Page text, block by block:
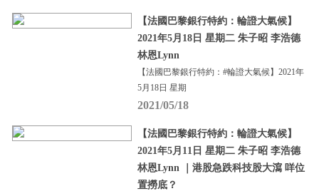
【法國巴黎銀行特約：輪證大氣候】
2021年5月18日 星期二 朱子昭 李浩德
林恩Lynn
【法國巴黎銀行特約：#輪證大氣候】2021年
5月18日 星期
2021/05/18
【法國巴黎銀行特約：輪證大氣候】
2021年5月11日 星期二 朱子昭 李浩德
林恩Lynn ｜港股急跌科技股大瀉 咩位
置撈底？